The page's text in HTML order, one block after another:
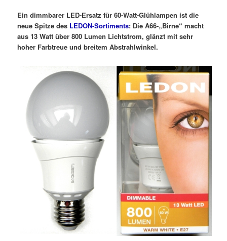
Ein dimmbarer LED-Ersatz für 60-Watt-Glühlampen ist die
neue Spitze des LEDON-Sortiments: Die A66-„Birne“ macht
aus 13 Watt über 800 Lumen Lichtstrom, glänzt mit sehr
hoher Farbtreue und breitem Abstrahlwinkel.